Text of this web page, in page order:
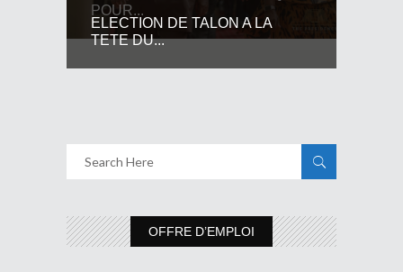
POUR...
ELECTION DE TALON A LA
TETE DU...
OFFRE D’EMPLOI